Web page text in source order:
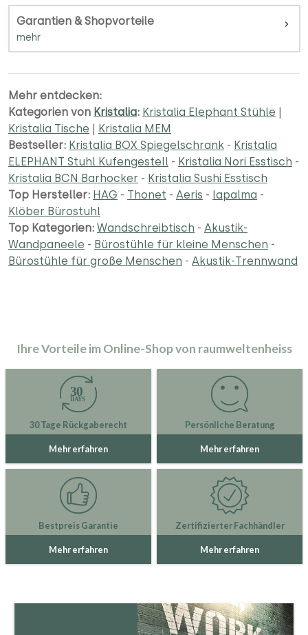
Garantien & Shopvorteile
Mehr entdecken:
Kategorien von Kristalia: Kristalia Elephant Stühle |
Kristalia Tische | Kristalia MEM
Bestseller: Kristalia BOX Spiegelschrank - Kristalia
ELEPHANT Stuhl Kufengestell - Kristalia Nori Esstisch -
Kristalia BCN Barhocker - Kristalia Sushi Esstisch
Top Hersteller: HAG - Thonet - Aeris - lapalma -
Klöber Bürostuhl
Top Kategorien: Wandschreibtisch - Akustik-
Wandpaneele - Bürostühle für kleine Menschen -
Bürostühle für große Menschen - Akustik-Trennwand
Mehr erfahren Mehr erfahren
Mehr erfahren Mehr erfahren